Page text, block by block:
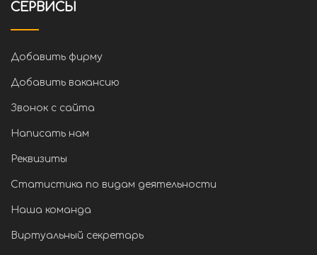
СЕРВИСЫ
Добавить фирму
Добавить вакансию
Звонок с сайта
Написать нам
Реквизиты
Статистика по видам деятельности
Наша команда
Виртуальный секретарь